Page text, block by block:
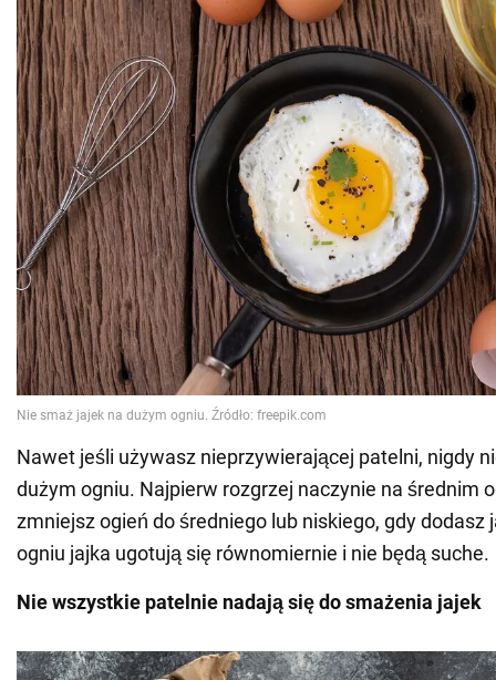
Nawet jeśli używasz nieprzywierającej patelni, nigdy
dużym ogniu. Najpierw rozgrzej naczynie na średnim
zmniejsz ogień do średniego lub niskiego, gdy dodasz
ogniu jajka ugotują się równomiernie i nie będą suche.
Nie wszystkie patelnie nadają się do smażenia jajek